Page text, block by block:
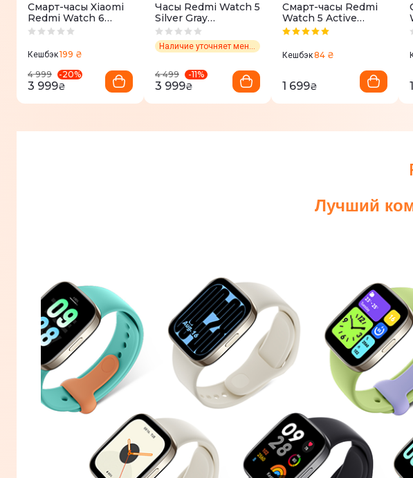
Смарт-часы Xiaomi
Redmi Watch 6
Obsidian Black
Кешбэк199 ₴
4 999
-20%
3 999₴
Часы Redmi Watch 5
Silver Gray
BHR9381GL
Наличие уточняет менеджер
4 499 -11%
3 999₴
Смарт-часы Redmi
Watch 5 Active
Midnight Black
Кешбэк84 ₴
1 699₴
Лучший